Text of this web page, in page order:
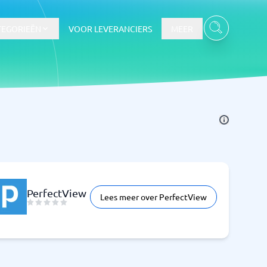
VOOR LEVERANCIERS
PerfectView Lees meer over PerfectView